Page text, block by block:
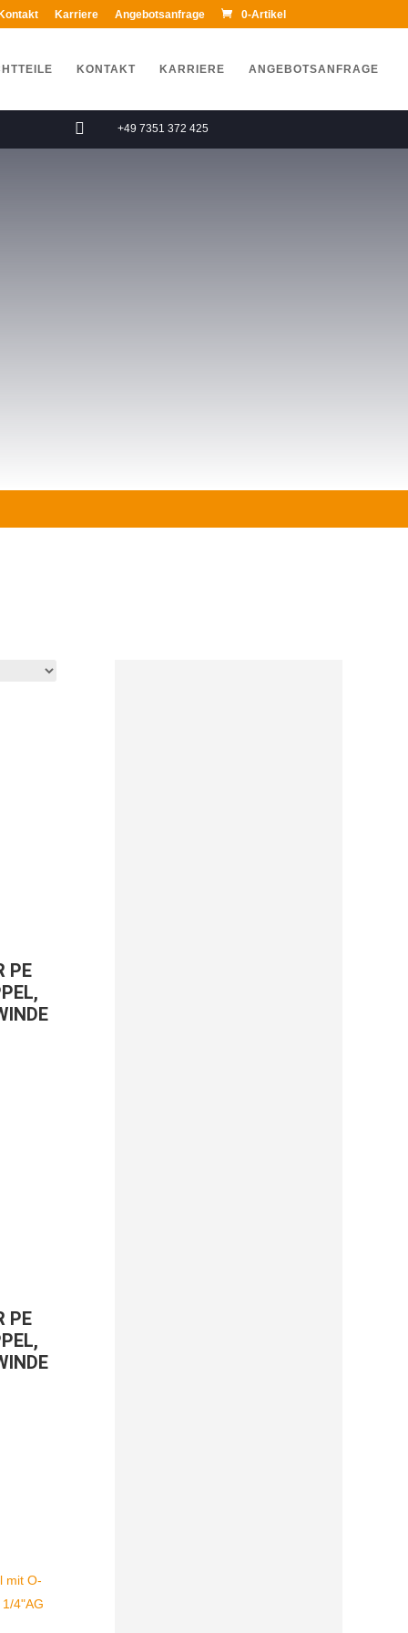
Karriere Angebotsanfrage 0-Artikel
KONTAKT KARRIERE ANGEBOTSANFRAGE
 +49 7351 372 425
PE
PE